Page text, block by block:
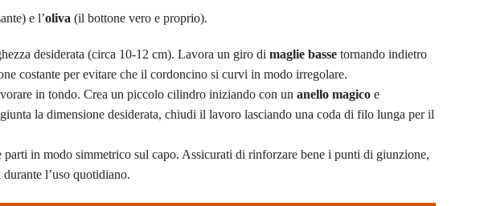
e l’oliva (il bottone vero e proprio).
desiderata (circa 10-12 cm). Lavora un giro di maglie basse tornando indietro
costante per evitare che il cordoncino si curvi in modo irregolare.
in tondo. Crea un piccolo cilindro iniziando con un anello magico e
la dimensione desiderata, chiudi il lavoro lasciando una coda di filo lunga per il
parti in modo simmetrico sul capo. Assicurati di rinforzare bene i punti di giunzione,
l’uso quotidiano.